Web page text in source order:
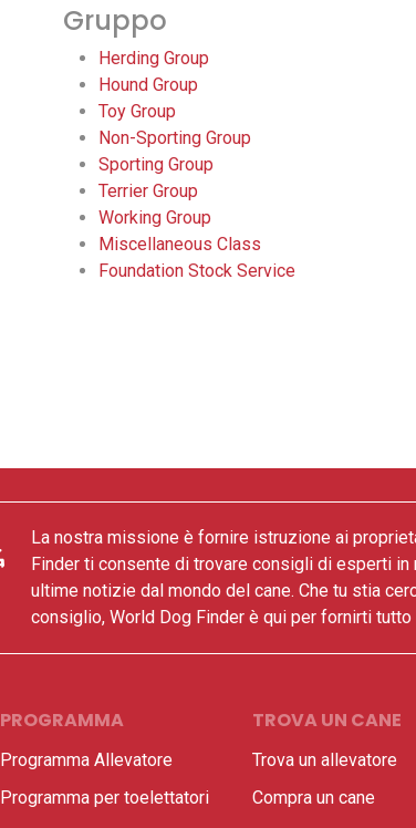
Gruppo
Herding Group
Hound Group
Toy Group
Non-Sporting Group
Sporting Group
Terrier Group
Working Group
Miscellaneous Class
Foundation Stock Service
La nostra missione è fornire istruzione ai
Finder ti consente di trovare consigli di esperti in
ultime notizie dal mondo del cane. Che tu stia
consiglio, World Dog Finder è qui per fornirti
PROGRAMMA
Programma Allevatore
Programma per toelettatori
TROVA UN CANE
Trova un allevatore
Compra un cane